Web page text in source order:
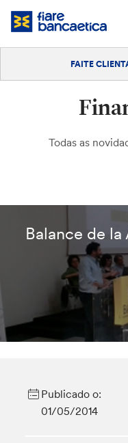
Saltar
FAITE
Todas as
Balance de
Publicado o:
01/05/2014